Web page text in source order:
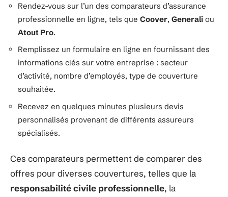
Rendez-vous sur l’un des comparateurs d’assurance
professionnelle en ligne, tels que Coover, Generali ou
Atout Pro.
Remplissez un formulaire en ligne en fournissant des
informations clés sur votre entreprise : secteur
d’activité, nombre d’employés, type de couverture
souhaitée.
Recevez en quelques minutes plusieurs devis
personnalisés provenant de différents assureurs
spécialisés.
Ces comparateurs permettent de comparer des
offres pour diverses couvertures, telles que la
responsabilité civile professionnelle, la